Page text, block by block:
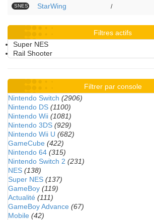
SNES StarWing /
Filtres actifs
Super NES
Rail Shooter
Filtrer par console
Nintendo Switch (2906)
Nintendo DS (1100)
Nintendo Wii (1081)
Nintendo 3DS (929)
Nintendo Wii U (682)
GameCube (422)
Nintendo 64 (315)
Nintendo Switch 2 (231)
NES (138)
Super NES (137)
GameBoy (119)
Actualité (111)
GameBoy Advance (67)
Mobile (42)